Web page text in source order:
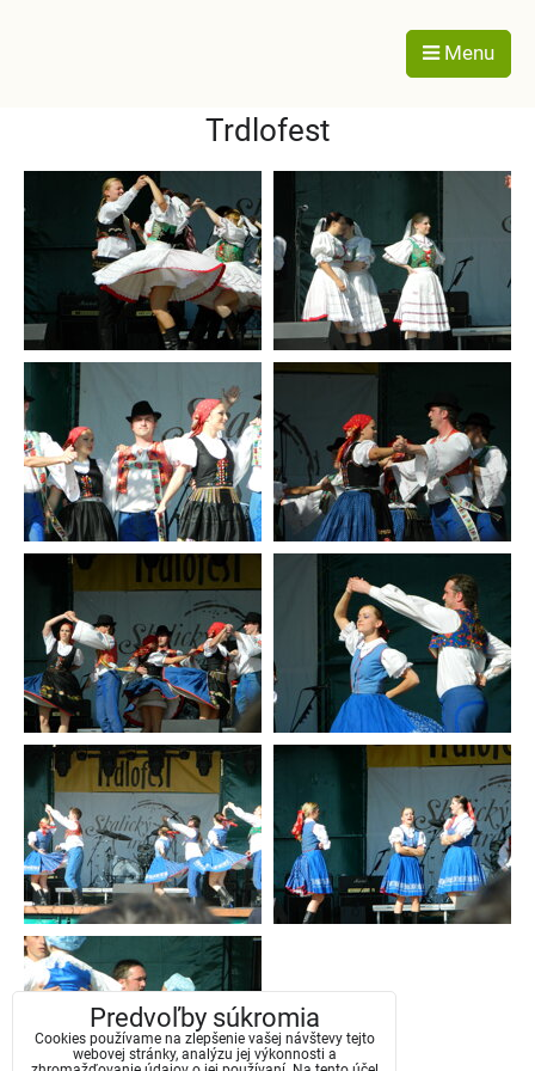
Menu
Trdlofest
Predvoľby súkromia
Cookies používame na zlepšenie vašej návštevy tejto
webovej stránky, analýzu jej výkonnosti a